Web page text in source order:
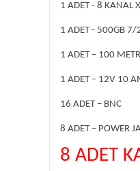
1 ADET - 8 KANAL
1 ADET - 500GB 7/
1 ADET – 100
1 ADET – 12V 10
16 ADET – BNC
8 ADET – POWER
8 ADET